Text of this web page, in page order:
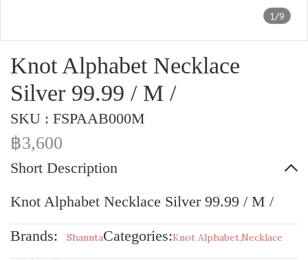
1/9
Knot Alphabet Necklace
Silver 99.99 / M /
SKU : FSPAAB000M
฿3,600
Short Description
Knot Alphabet Necklace Silver 99.99 / M /
Brands:
ShanntaCategories:Knot Alphabet,Necklace